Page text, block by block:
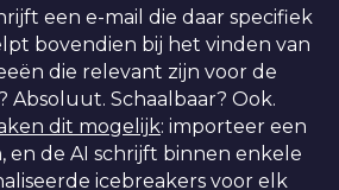
een e-mail die daar specifiek
bovendien bij het vinden van
die relevant zijn voor de
Absoluut. Schaalbaar? Ook.
dit mogelijk: importeer een
en de AI schrijft binnen enkele
icebreakers voor elk